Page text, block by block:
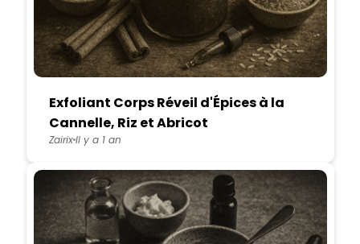
Exfoliant Corps Réveil d'Épices à la
Cannelle, Riz et Abricot
ZairixIl y a 1 an